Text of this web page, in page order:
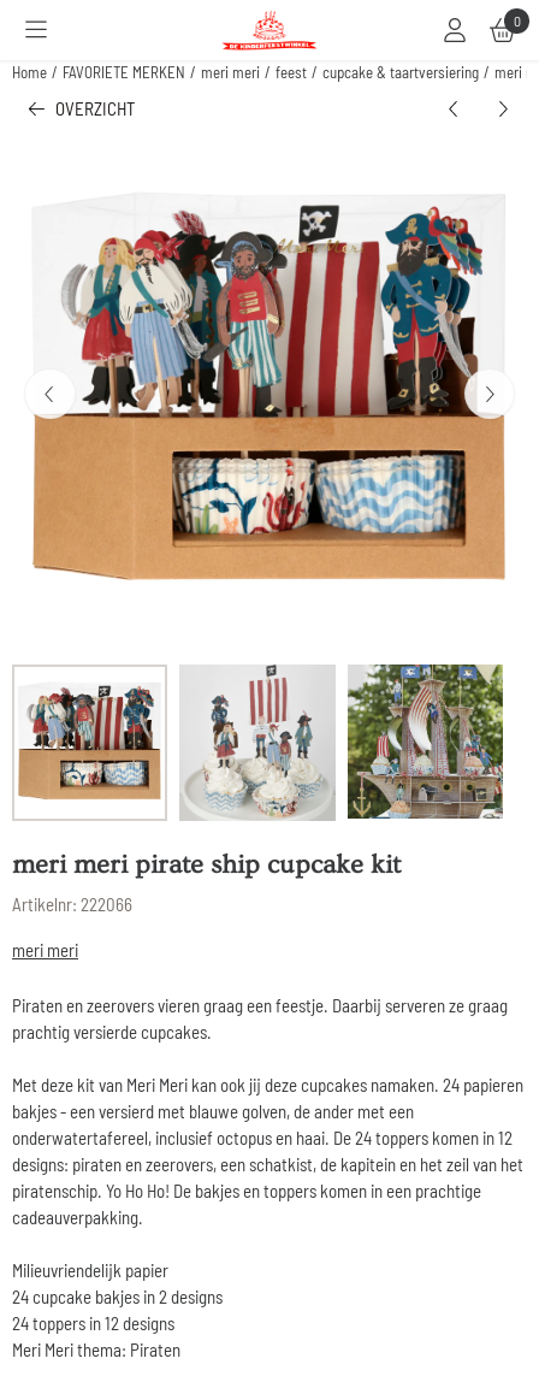
Cookievoorkeuren zijn beschikbaar. Kies instellingen of sta alle cookies toe.0
Home / FAVORIETE MERKEN / meri meri / feest / cupcake & taartversiering / meri
OVERZICHT
meri meri pirate ship cupcake kit
Artikelnr: 222066
meri meri
Piraten en zeerovers vieren graag een feestje. Daarbij serveren ze graag
prachtig versierde cupcakes.
Met deze kit van Meri Meri kan ook jij deze cupcakes namaken. 24 papieren
bakjes - een versierd met blauwe golven, de ander met een
onderwatertafereel, inclusief octopus en haai. De 24 toppers komen in 12
designs: piraten en zeerovers, een schatkist, de kapitein en het zeil van het
piratenschip. Yo Ho Ho! De bakjes en toppers komen in een prachtige
cadeauverpakking.
Milieuvriendelijk papier
24 cupcake bakjes in 2 designs
24 toppers in 12 designs
Meri Meri thema: Piraten